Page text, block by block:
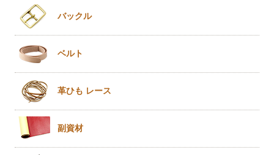
バックル
ベルト
革ひも レース
副資材